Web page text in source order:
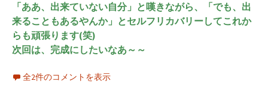
「ああ、出来ていない自分」と嘆きながら、「でも、出
来ることもあるやんか」とセルフリカバリーしてこれか
らも頑張ります(笑)
次回は、完成にしたいなあ～～
全2件のコメントを表示